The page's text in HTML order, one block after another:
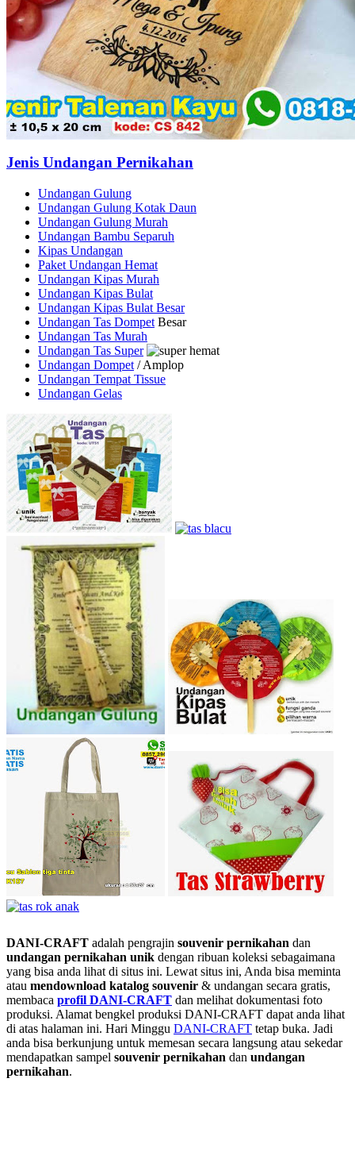
Jenis Undangan Pernikahan
Undangan Gulung
Undangan Gulung Kotak Daun
Undangan Gulung Murah
Undangan Bambu Separuh
Kipas Undangan
Paket Undangan Hemat
Undangan Kipas Murah
Undangan Kipas Bulat
Undangan Kipas Bulat Besar
Undangan Tas Dompet Besar
Undangan Tas Murah
Undangan Tas Super
Undangan Dompet / Amplop
Undangan Tempat Tissue
Undangan Gelas
DANI-CRAFT adalah pengrajin souvenir pernikahan dan
undangan pernikahan unik dengan ribuan koleksi sebagaimana
yang bisa anda lihat di situs ini. Lewat situs ini, Anda bisa meminta
atau mendownload katalog souvenir & undangan secara gratis,
membaca profil DANI-CRAFT dan melihat dokumentasi foto
produksi. Alamat bengkel produksi DANI-CRAFT dapat anda lihat
di atas halaman ini. Hari Minggu DANI-CRAFT tetap buka. Jadi
anda bisa berkunjung untuk memesan secara langsung atau sekedar
mendapatkan sampel souvenir pernikahan dan undangan
pernikahan.